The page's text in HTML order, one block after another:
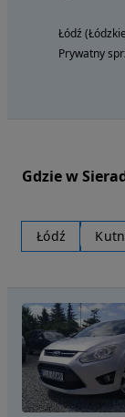
Łódź
Prywatny
Gdzie w
Łódź